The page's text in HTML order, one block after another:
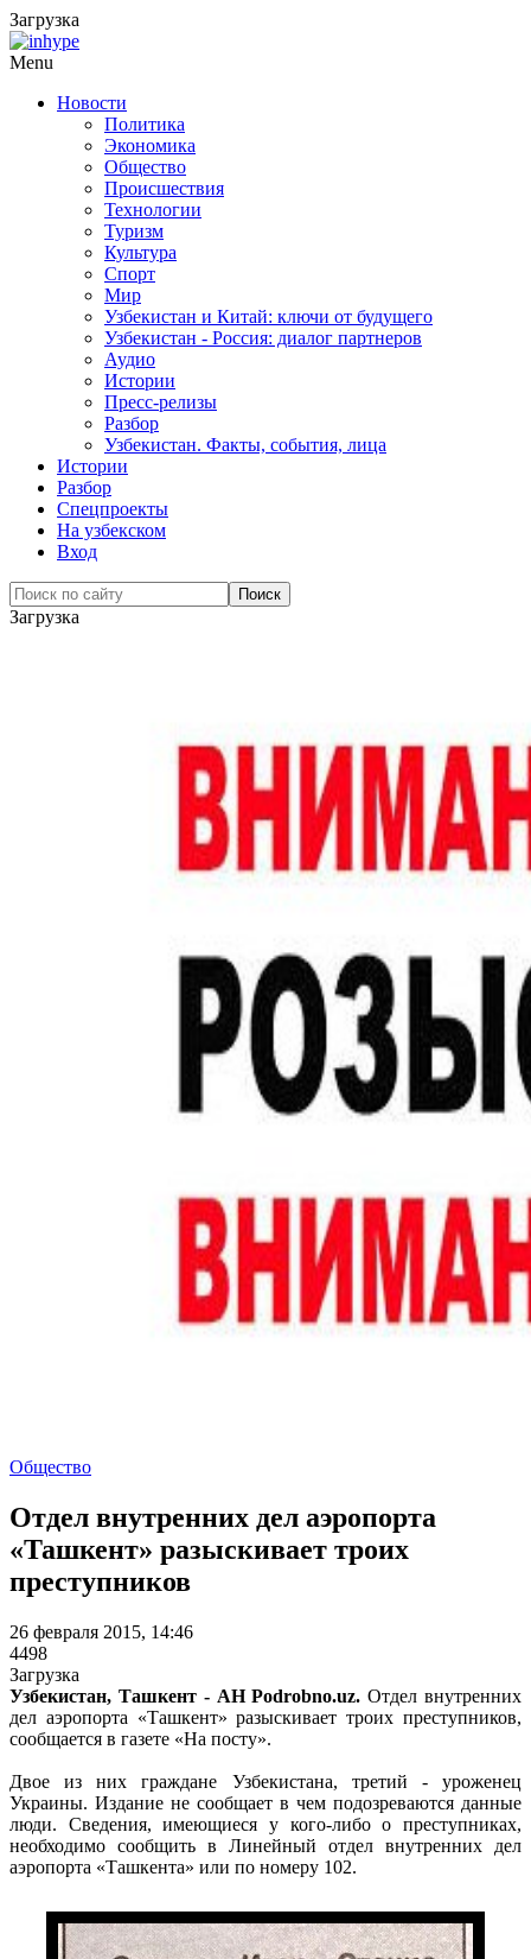
Загрузка
Menu
Новости
Политика
Экономика
Общество
Происшествия
Технологии
Туризм
Культура
Спорт
Мир
Узбекистан и Китай: ключи от будущего
Узбекистан - Россия: диалог партнеров
Аудио
Истории
Пресс-релизы
Разбор
Узбекистан. Факты, события, лица
Истории
Разбор
Спецпроекты
На узбекском
Вход
Загрузка
Общество
Отдел внутренних дел аэропорта
«Ташкент» разыскивает троих
преступников
26 февраля 2015, 14:46
4498
Загрузка
Узбекистан, Ташкент - АН Podrobno.uz. Отдел внутренних
дел аэропорта «Ташкент» разыскивает троих преступников,
сообщается в газете «На посту».
Двое из них граждане Узбекистана, третий - уроженец
Украины. Издание не сообщает в чем подозреваются данные
люди. Сведения, имеющиеся у кого-либо о преступниках,
необходимо сообщить в Линейный отдел внутренних дел
аэропорта «Ташкента» или по номеру 102.